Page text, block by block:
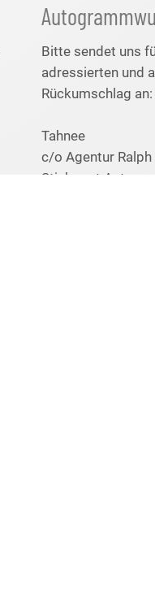
Bitte sendet uns
adressierten und
Rückumschlag an:
Tahnee
c/o Agentur Ralph
Stichwort